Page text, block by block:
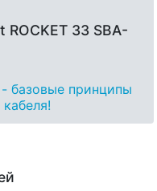
33 SBA-
базовые принципы